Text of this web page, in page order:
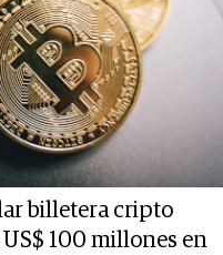
billetera cripto
100 millones en